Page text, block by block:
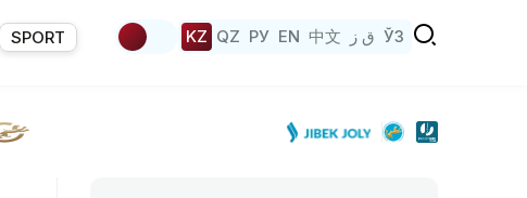
SPORT KZ QZ РУ EN 中文 ق ز ЎЗ